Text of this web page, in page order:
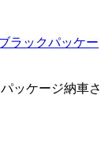
ラックパッケー
ッケージ納車さ